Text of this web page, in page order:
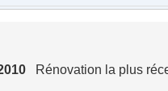
Rénovation la plus